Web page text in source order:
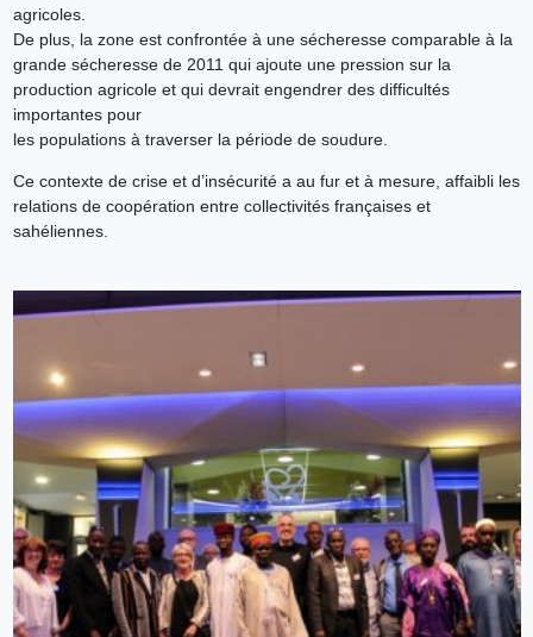
agricoles.
De plus, la zone est confrontée à une sécheresse comparable à la
grande sécheresse de 2011 qui ajoute une pression sur la
production agricole et qui devrait engendrer des difficultés
importantes pour
les populations à traverser la période de soudure.
Ce contexte de crise et d’insécurité a au fur et à mesure, affaibli les
relations de coopération entre collectivités françaises et
sahéliennes.